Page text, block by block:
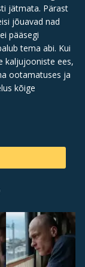
jätmata. Pärast
jõuavad nad
pääsegi
tema abi. Kui
kaljujooniste ees,
ootamatuses ja
kõige